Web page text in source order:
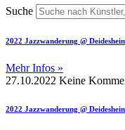
Suche
2022 Jazzwanderung @
Mehr Infos »
27.10.2022 Keine
2022 Jazzwanderung @